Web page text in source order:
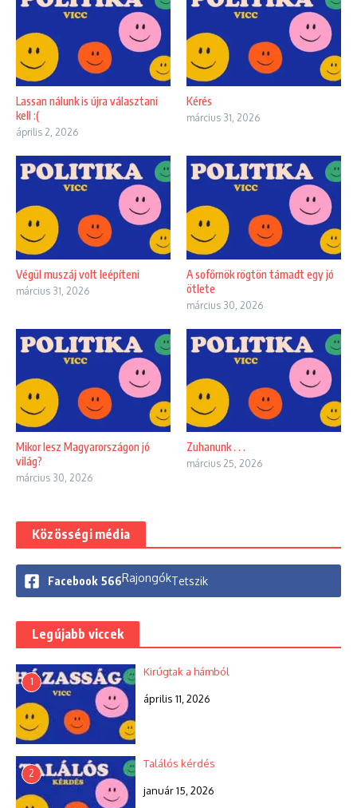
Lassan nálunk is újra választani
kell :(
április 2, 2026
Kérés
március 31, 2026
Végül muszáj volt leépíteni
március 31, 2026
A sofőrnök rögtön támadt egy jó
ötlete
március 30, 2026
Mikor lesz Magyarországon jó
világ?
március 30, 2026
Zuhanunk . . .
március 25, 2026
Közösségi média
Facebook 566RajongókTetszik
Legújabb viccek
1
Kirúgtak a hámból
április 11, 2026
2
Találós kérdés
január 15, 2026